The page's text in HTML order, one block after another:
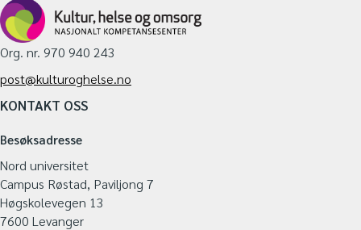
Org. nr. 970 940 243
post@kulturoghelse.no
KONTAKT OSS
Besøksadresse
Nord universitet
Campus Røstad, Paviljong 7
Høgskolevegen 13
7600 Levanger